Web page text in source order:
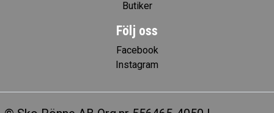
Butiker
Följ oss
Facebook
Instagram